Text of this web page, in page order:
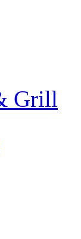
Grill